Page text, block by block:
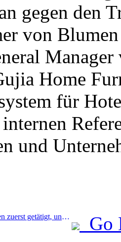
gegen den
von
Home
für
und
Prev:Investitionen werden zuerst getätigt, und Hotels der mittleren bis oberen Preisklasse haben das Stadium der Spekulation hinter sich.
Go